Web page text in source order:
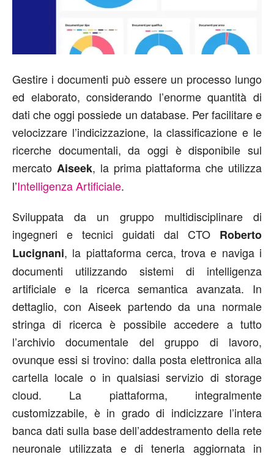
Gestire i documenti può essere un processo lungo
ed elaborato, considerando l’enorme quantità di
dati che oggi possiede un database. Per facilitare e
velocizzare l’indicizzazione, la classificazione e le
ricerche documentali, da oggi è disponibile sul
mercato Aiseek, la prima piattaforma che utilizza
l’Intelligenza Artificiale.
Sviluppata da un gruppo multidisciplinare di
ingegneri e tecnici guidati dal CTO Roberto
Lucignani, la piattaforma cerca, trova e naviga i
documenti utilizzando sistemi di intelligenza
artificiale e la ricerca semantica avanzata. In
dettaglio, con Aiseek partendo da una normale
stringa di ricerca è possibile accedere a tutto
l’archivio documentale del gruppo di lavoro,
ovunque essi si trovino: dalla posta elettronica alla
cartella locale o in qualsiasi servizio di storage
cloud. La piattaforma, integralmente
customizzabile, è in grado di indicizzare l’intera
banca dati sulla base dell’addestramento della rete
neuronale utilizzata e di tenerla aggiornata in